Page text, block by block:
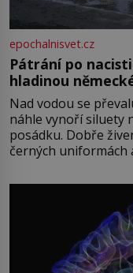
epochalnisvet.cz
Pátrání po
hladinou
Nad vodou se
náhle vynoří siluety
posádku. Dobře
černých uniformách
přízračná scéna
světová válka se